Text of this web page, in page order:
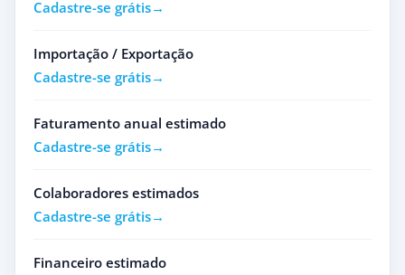
Cadastre-se grátis
Importação / Exportação
Cadastre-se grátis
Faturamento anual estimado
Cadastre-se grátis
Colaboradores estimados
Cadastre-se grátis
Financeiro estimado